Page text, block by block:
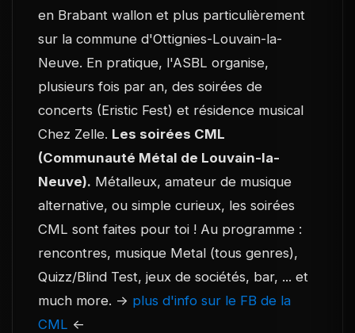
en Brabant wallon et plus particulièrement
sur la commune d'Ottignies-Louvain-la-
Neuve. En pratique, l'ASBL organise,
plusieurs fois par an, des soirées de
concerts (Eristic Fest) et résidence musical
Chez Zelle. Les soirées CML
(Communauté Métal de Louvain-la-
Neuve). Métalleux, amateur de musique
alternative, ou simple curieux, les soirées
CML sont faites pour toi ! Au programme :
rencontres, musique Metal (tous genres),
Quizz/Blind Test, jeux de sociétés, bar, ... et
much more. -> plus d'info sur le FB de la
CML <-